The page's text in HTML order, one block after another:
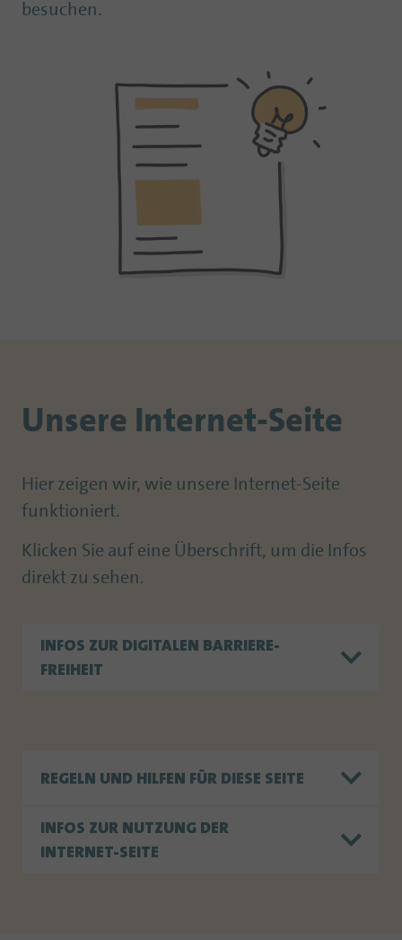
besuchen.
Unsere Internet-Seite
Hier zeigen wir, wie unsere Internet-Seite
funktioniert.
Klicken Sie auf eine Überschrift, um die Infos
direkt zu sehen.
INFOS ZUR DIGITALEN BARRIERE-
FREIHEIT
REGELN UND HILFEN FÜR DIESE SEITE
INFOS ZUR NUTZUNG DER
INTERNET-SEITE